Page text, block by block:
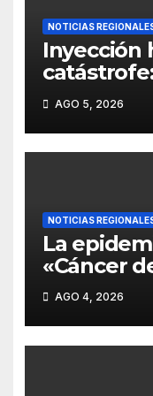
NOTICIAS
Inyección
destinará
directo a
AGO 5, 2026
NOTICIAS
La
«Cáncer
mujeres
2025 y
clínicos
de
AGO 4, 2026